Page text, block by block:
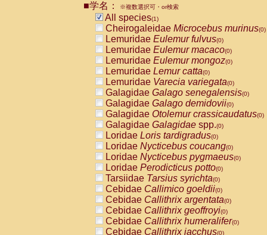
CebidaeCebus nigrivittatus
CebidaeCebus
CebidaeSaimiri boliviensis(0)
CebidaeSaimiri sciureus(0)
AtelidaeAlouatta caraya(0)
AtelidaeAlouatta fusca(0)
AtelidaeAlouatta seniculus
AtelidaeAlouattaspp.(0)
AtelidaeAteles belzebuth(0)
AtelidaeAteles geoffroyi(0)
AtelidaeAteles paniscus(0)
AtelidaeAtelesspp.(0)
Atelidae Lagothrix lagothricha
AtelidaeLagothrix lagothricha cana
PitheciidaeCacajao calvus
PitheciidaeCallicebus cupreus
PitheciidaeCallicebus donacophilus
PitheciidaeCallicebus moloch
PitheciidaeCallicebus torquatus
PitheciidaeCallicebusspp.(0)
PitheciidaeChiropotes satanas(0)
PitheciidaePithecia monachus
■学名： ※複数選択可・or検索
All species(1)
Cheirogaleidae Microcebus murinus(0)
Lemuridae Eulemur fulvus(0)
Lemuridae Eulemur macaco(0)
Lemuridae Eulemur mongoz(0)
Lemuridae Lemur catta(0)
Lemuridae Varecia variegata(0)
Galagidae Galago senegalensis(0)
Galagidae Galago demidovii(0)
Galagidae Otolemur crassicaudatus(0)
Galagidae Galagidae spp.(0)
Loridae Loris tardigradus(0)
Loridae Nycticebus coucang(0)
Loridae Nycticebus pygmaeus(0)
Loridae Perodicticus potto(0)
Tarsiidae Tarsius syrichta(0)
Cebidae Callimico goeldii(0)
Cebidae Callithrix argentata(0)
Cebidae Callithrix geoffroyi(0)
Cebidae Callithrix humeralifer(0)
Cebidae Callithrix jacchus(0)